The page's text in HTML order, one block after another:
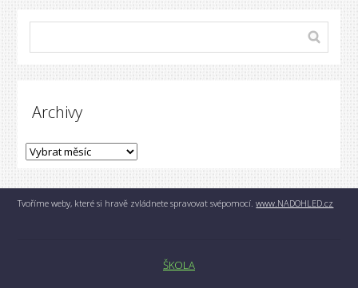
Archivy
Tvoříme weby, které si hravě zvládnete spravovat svépomocí.www.NADOHLED.cz
ŠKOLA